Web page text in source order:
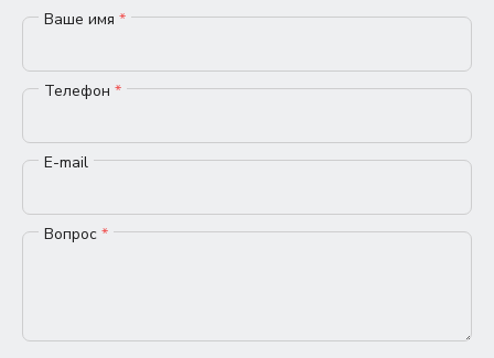
Ваше имя *
Телефон *
E-mail
Вопрос *